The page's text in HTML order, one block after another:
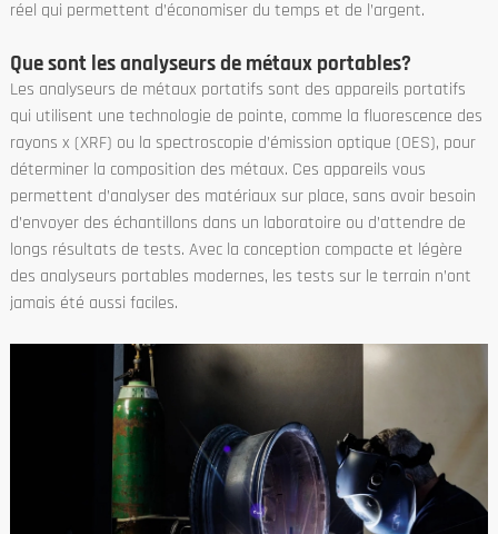
réel qui permettent d’économiser du temps et de l’argent.
Que sont les analyseurs de métaux portables?
Les analyseurs de métaux portatifs sont des appareils portatifs
qui utilisent une technologie de pointe, comme la fluorescence des
rayons x (XRF) ou la spectroscopie d’émission optique (OES), pour
déterminer la composition des métaux. Ces appareils vous
permettent d’analyser des matériaux sur place, sans avoir besoin
d’envoyer des échantillons dans un laboratoire ou d’attendre de
longs résultats de tests. Avec la conception compacte et légère
des analyseurs portables modernes, les tests sur le terrain n’ont
jamais été aussi faciles.